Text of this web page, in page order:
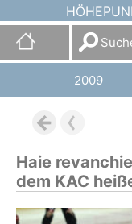
Suchen
nach:
2009
Haie
dem KAC